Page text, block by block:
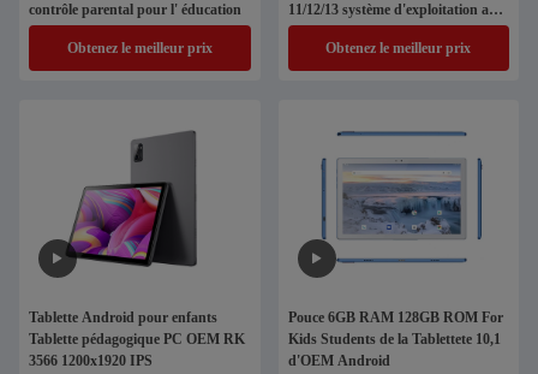
contrôle parental pour l' éducation
Obtenez le meilleur prix
11/12/13 système d'exploitation avec
fente SIM
Obtenez le meilleur prix
Tablette Android pour enfants
Tablette pédagogique PC OEM RK
3566 1200x1920 IPS
Pouce 6GB RAM 128GB ROM For
Kids Students de la Tablettete 10,1
d'OEM Android